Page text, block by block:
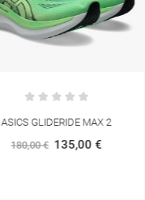
ASICS GLIDERIDE MAX 2
180,00 € 135,00 €